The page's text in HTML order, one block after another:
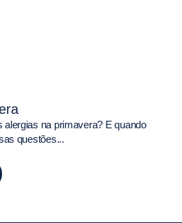
na primavera? E quando
questões...